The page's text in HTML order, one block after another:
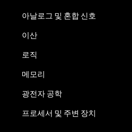
아날로그 및 혼합 신호
이산
로직
메모리
광전자 공학
프로세서 및 주변 장치